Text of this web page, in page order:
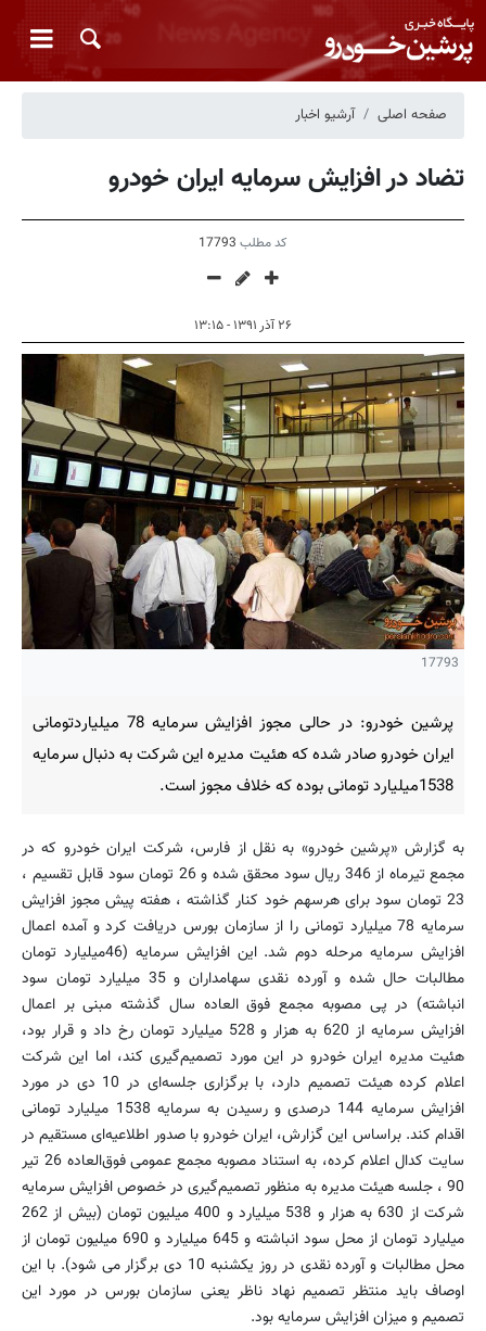
صفحه اصلی آرشیو اخبار
تضاد در افزایش سرمایه ایران خودرو
کد مطلب 17793
۲۶ آذر ۱۳۹۱ - ۱۳:۱۵
17793
پرشین خودرو: در حالی مجوز افزایش سرمایه 78 میلیاردتومانی
ایران خودرو صادر شده که هئیت مدیره این شرکت به دنبال سرمایه
1538میلیارد تومانی بوده که خلاف مجوز است.
به گزارش «پرشین خودرو» به نقل از فارس، شرکت ایران خودرو که در
مجمع تیرماه از 346 ریال سود محقق شده و 26 تومان سود قابل تقسیم ،
23 تومان سود برای هرسهم خود کنار گذاشته ، هفته پیش مجوز افزایش
سرمایه 78 میلیارد تومانی را از سازمان بورس دریافت کرد و آمده اعمال
افزایش سرمایه مرحله دوم شد. این افزایش سرمایه (46میلیارد تومان
مطالبات حال شده و آورده نقدی سهامداران و 35 میلیارد تومان سود
انباشته) در پی مصوبه مجمع فوق العاده سال گذشته مبنی بر اعمال
افزایش سرمایه از 620 به هزار و 528 میلیارد تومان رخ داد و قرار بود،
هئیت مدیره ایران خودرو در این مورد تصمیم‌گیری کند، اما این شرکت
اعلام کرده هیئت تصمیم دارد، با برگزاری جلسه‌ای در 10 دی در مورد
افزایش سرمایه 144 درصدی و رسیدن به سرمایه 1538 میلیارد تومانی
اقدام کند. براساس این گزارش، ایران خودرو با صدور اطلاعیه‌ای مستقیم در
سایت کدال اعلام کرده، به استناد مصوبه مجمع عمومی فوق‌العاده 26 تیر
90 ، جلسه هیئت‌ مدیره به منظور تصمیم‌گیری در خصوص افزایش سرمایه
شرکت از 630 به هزار و 538 میلیارد و 400 میلیون تومان (بیش از 262
میلیارد تومان از محل سود انباشته و 645 میلیارد و 690 میلیون تومان از
محل مطالبات و آورده نقدی در روز یکشنبه 10 دی برگزار می شود). با این
اوصاف باید منتظر تصمیم نهاد ناظر یعنی سازمان بورس در مورد این
تصمیم و میزان افزایش سرمایه بود.